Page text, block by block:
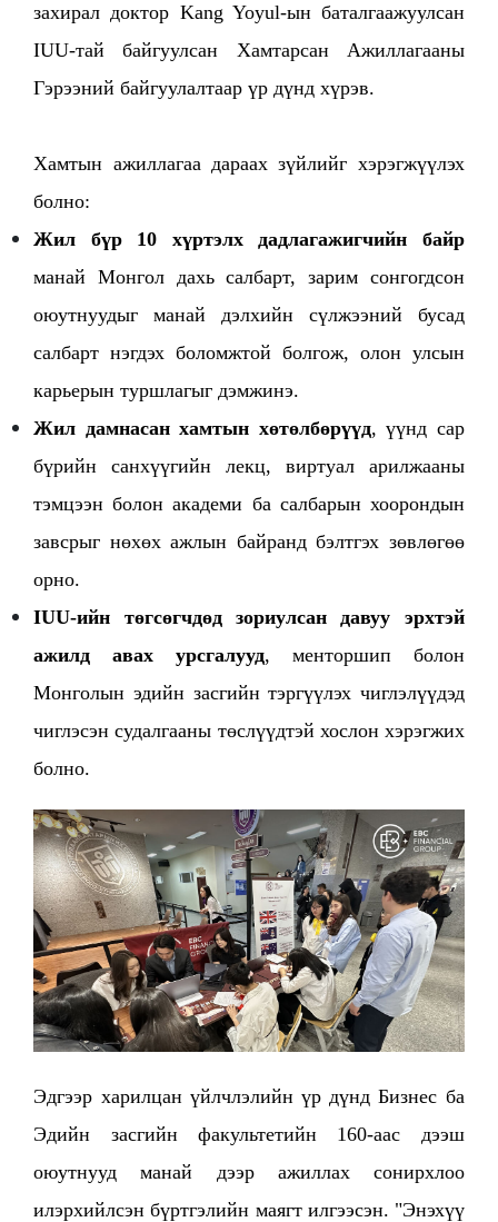
захирал доктор Kang Yoyul-ын баталгаажуулсан
IUU-тай байгуулсан Хамтарсан Ажиллагааны
Гэрээний байгуулалтаар үр дүнд хүрэв.
Хамтын ажиллагаа дараах зүйлийг хэрэгжүүлэх
болно:
Жил бүр 10 хүртэлх дадлагажигчийн байр
манай Монгол дахь салбарт, зарим сонгогдсон
оюутнуудыг манай дэлхийн сүлжээний бусад
салбарт нэгдэх боломжтой болгож, олон улсын
карьерын туршлагыг дэмжинэ.
Жил дамнасан хамтын хөтөлбөрүүд, үүнд сар
бүрийн санхүүгийн лекц, виртуал арилжааны
тэмцээн болон академи ба салбарын хоорондын
завсрыг нөхөх ажлын байранд бэлтгэх зөвлөгөө
орно.
IUU-ийн төгсөгчдөд зориулсан давуу эрхтэй
ажилд авах урсгалууд, менторшип болон
Монголын эдийн засгийн тэргүүлэх чиглэлүүдэд
чиглэсэн судалгааны төслүүдтэй хослон хэрэгжих
болно.
Эдгээр харилцан үйлчлэлийн үр дүнд Бизнес ба
Эдийн засгийн факультетийн 160-аас дээш
оюутнууд манай дээр ажиллах сонирхлоо
илэрхийлсэн бүртгэлийн маягт илгээсэн. "Энэхүү